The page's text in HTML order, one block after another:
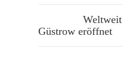
Güstrow eröffnet